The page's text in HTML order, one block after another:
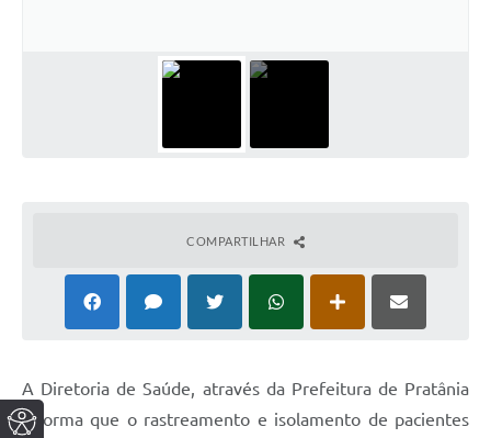
COMPARTILHAR
A Diretoria de Saúde, através da Prefeitura de Pratânia
informa que o rastreamento e isolamento de pacientes